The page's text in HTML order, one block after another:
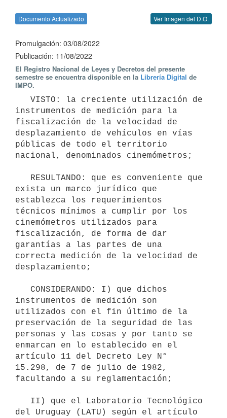
Documento Actualizado Ver Imagen del D.O.
Promulgación: 03/08/2022
Publicación: 11/08/2022
El Registro Nacional de Leyes y Decretos del presente
semestre se encuentra disponible en la Librería Digital de
IMPO.
instrumentos de medición para la
fiscalización de la velocidad de
desplazamiento de vehículos en vías
públicas de todo el territorio
nacional, denominados cinemómetros;
exista un marco jurídico que
establezca los requerimientos
técnicos mínimos a cumplir por los
cinemómetros utilizados para
fiscalización, de forma de dar
garantías a las partes de una
correcta medición de la velocidad de
desplazamiento;
instrumentos de medición son
utilizados con el fin último de la
preservación de la seguridad de las
personas y las cosas y por tanto se
enmarcan en lo establecido en el
artículo 11 del Decreto Ley N°
15.298, de 7 de julio de 1982,
facultando a su reglamentación;
del Uruguay (LATU) según el artículo